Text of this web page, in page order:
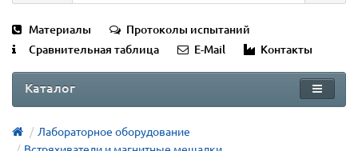
Материалы
Протоколы испытаний
Сравнительная таблица
E-Mail Контакты
Каталог
Лабораторное оборудование